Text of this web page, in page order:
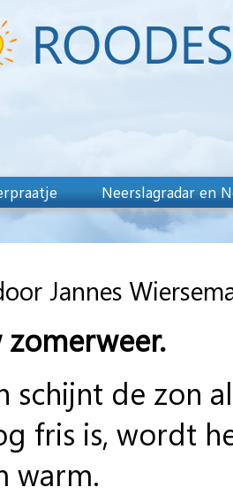
Neerslagradar en
Jannes
zomerweer.
schijnt de zon
fris is, wordt
warm.